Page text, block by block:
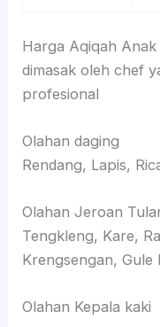
Harga Aqiqah
dimasak oleh chef
profesional
Olahan daging
Rendang, Lapis,
Olahan Jeroan
Tengkleng, Kare,
Krengsengan, Gule
Olahan Kepala kaki